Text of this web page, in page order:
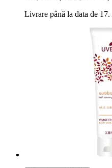
Livrare până la data de 17.